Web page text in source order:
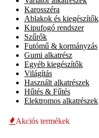
Karosszéra
Ablakok és kiegészítők
Kipufogó rendszer
Szűrők
Futómű & kormányzás
Gumi alkatrész
Egyéb kiegészítők
Világítás
Használt alkatrészek
Hűtés & Fűtés
Elektromos alkatrészek
Akciós termékek